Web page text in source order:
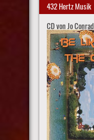
432 Hertz Musik
CD von Jo Conrad